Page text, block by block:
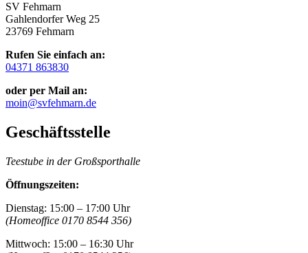
SV Fehmarn
Gahlendorfer Weg 25
23769 Fehmarn
Rufen Sie einfach an:
04371 863830
oder per Mail an:
moin@svfehmarn.de
Geschäftsstelle
Teestube in der Großsporthalle
Öffnungszeiten:
Dienstag: 15:00 – 17:00 Uhr
(Homeoffice 0170 8544 356)
Mittwoch: 15:00 – 16:30 Uhr